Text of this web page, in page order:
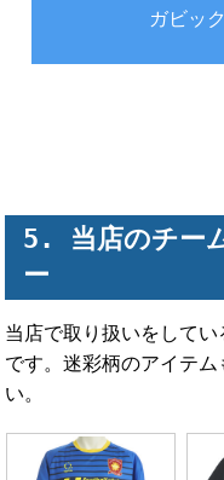
ガビッ
当店のチー
ー
当店で取り扱いをして
です。迷彩柄のアイテ
い。